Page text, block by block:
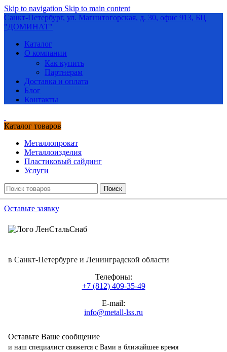
Skip to navigation Skip to main content
Санкт-Петербург, ул. Магнитогорская, д. 30, офис 913, БЦ
"ДОМИНАТ"
Каталог
О компании
Как купить
Партнерам
Доставка и оплата
Блог
Контакты
Каталог товаров
Металлопрокат
Металлоизделия
Пластиковый сайдинг
Услуги
Поиск
Оставьте заявку
в Санкт-Петербурге и Ленинградской области
Телефоны:
+7 (812) 409-35-49
E-mail:
info@metall-lss.ru
Оставьте Ваше сообщение
и наш специалист свяжется с Вами в ближайшее время